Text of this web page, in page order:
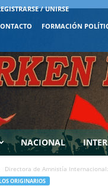
/ UNIRSE
FORMACIÓN
NACIONAL
Directora de Amnistía
ORIGINARIOS